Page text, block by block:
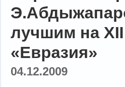
лучшим на
«Евразия»
04.12.2009